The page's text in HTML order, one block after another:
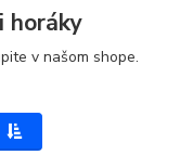
horáky
v našom shope.